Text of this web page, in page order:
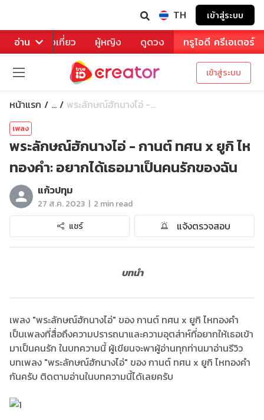
TH เข้าสู่ระบบ
อ่าน
หาร ท่องเที่ยว ผู้หญิง ดูดวง ทรูไอดี ครีเอเตอร์
เข้าสู่ระบบ
หน้าแรก ... พระลักษณ์ฮักนางไอ่ -...
เพลง
พระลักษณ์ฮักนางไอ่ - กานต์ ทศน x ยูกิ ไห
ทองคำ: อยากได้เธอมาเป็นคนรักของฉัน
แก้วปทุม
27 ส.ค. 2023 | 2 min read
แชร์
แจ้งตรวจสอบ
บทนำ
เพลง "พระลักษณ์ฮักนางไอ่" ของ กานต์ ทศน x ยูกิ ไหทองคำ
เป็นเพลงที่สื่อถึงความปรารถนาและความอุตส่าห์ที่อยากให้เธอเข้า
มาเป็นคนรัก ในบทความนี้ ผู้เขียนจะพาผู้อ่านทุกท่านมาอ่านรีวิว
บทเพลง "พระลักษณ์ฮักนางไอ่" ของ กานต์ ทศน x ยูกิ ไหทองคำ
กันครับ ติดตามอ่านในบทความนี้ได้เลยครับ